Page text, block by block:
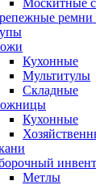
Москитные
Кухонные
Мультитулы
Складные
Кухонные
Метлы